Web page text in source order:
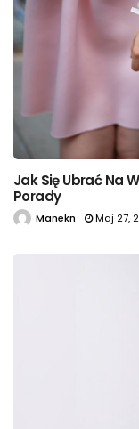
Jak Się Ubrać Na
Porady
Manekn Maj 27,